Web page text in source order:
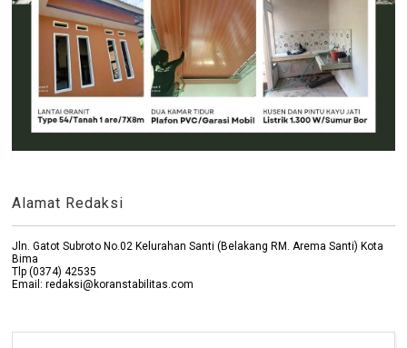
Alamat Redaksi
Jln. Gatot Subroto No.02 Kelurahan Santi (Belakang RM. Arema Santi) Kota
Bima
Tlp (0374) 42535
Email: redaksi@koranstabilitas.com